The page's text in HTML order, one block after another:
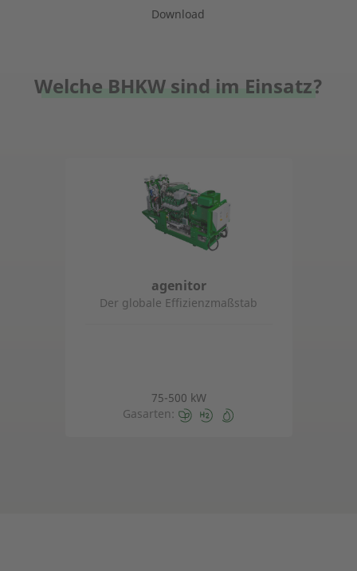
Download
Welche BHKW sind im Einsatz?
agenitor
Der globale Effizienzmaßstab
75-500 kW
Gasarten: